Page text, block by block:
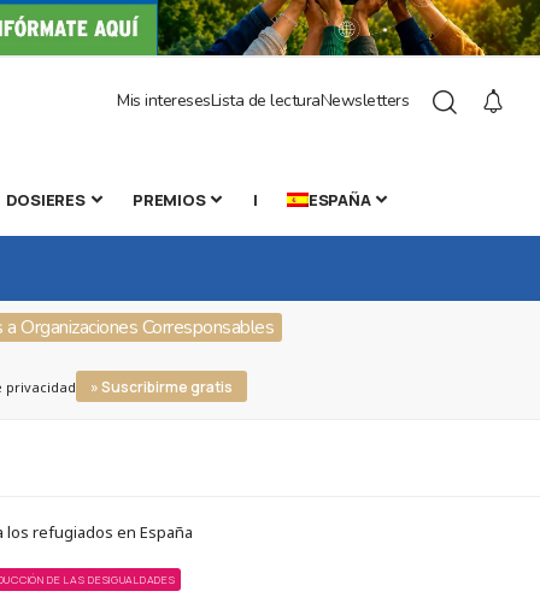
Mis interesesLista de lecturaNewsletters
DOSIERES PREMIOS | ESPAÑA
Organizaciones Corresponsables
privacidad » Suscribirme gratis
los refugiados en España
DE LAS DESIGUALDADES